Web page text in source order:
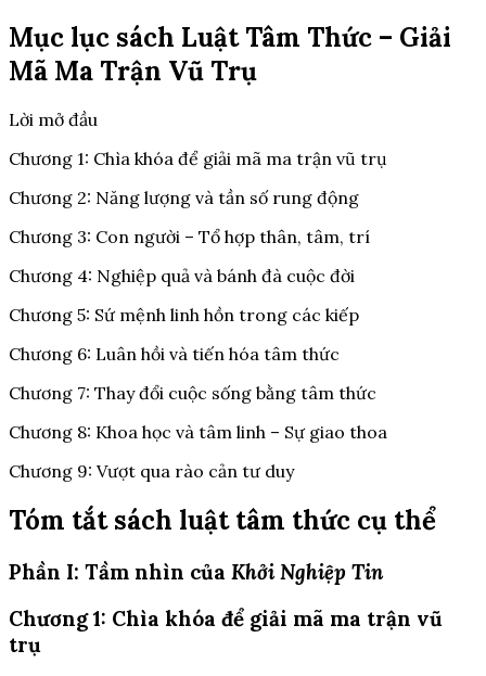
Mục lục sách Luật Tâm Thức – Giải
Mã Ma Trận Vũ Trụ
Lời mở đầu
Chương 1: Chìa khóa để giải mã ma trận vũ trụ
Chương 2: Năng lượng và tần số rung động
Chương 3: Con người – Tổ hợp thân, tâm, trí
Chương 4: Nghiệp quả và bánh đà cuộc đời
Chương 5: Sứ mệnh linh hồn trong các kiếp
Chương 6: Luân hồi và tiến hóa tâm thức
Chương 7: Thay đổi cuộc sống bằng tâm thức
Chương 8: Khoa học và tâm linh – Sự giao thoa
Chương 9: Vượt qua rào cản tư duy
Tóm tắt sách luật tâm thức cụ thể
Phần I: Tầm nhìn của Khởi Nghiệp Tin
Chương 1: Chìa khóa để giải mã ma trận vũ
trụ